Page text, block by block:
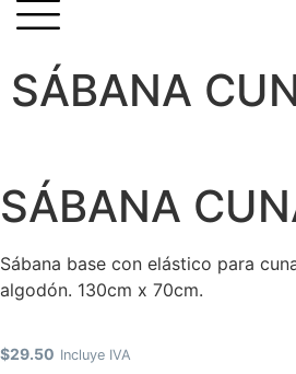
SÁBANA
SÁBANA
Sábana base con elástico para
algodón. 130cm x 70cm.
$29.50 Incluye IVA